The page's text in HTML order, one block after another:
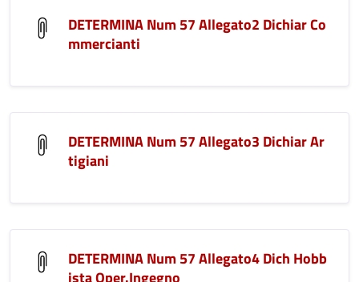
DETERMINA Num 57 Allegato2 Dichiar Co
mmercianti
DETERMINA Num 57 Allegato3 Dichiar Ar
tigiani
DETERMINA Num 57 Allegato4 Dich Hobb
ista Oper.Ingegno